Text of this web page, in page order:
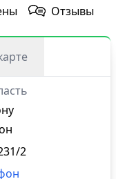
Отзывы
2